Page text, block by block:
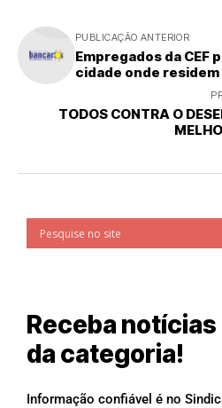
PUBLICAÇÃO ANTERIOR
Empregados da CEF
cidade onde residem
TODOS CONTRA O
Receba
da categoria!
Informação confiável é no